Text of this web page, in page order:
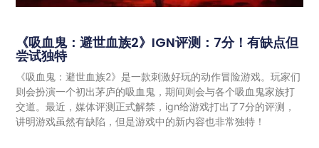
《吸血鬼：避世血族2》IGN评测：7分！有缺点但
尝试独特
《吸血鬼：避世血族2》是一款刺激好玩的动作冒险游戏。玩家们
则会扮演一个初出茅庐的吸血鬼，期间则会与各个吸血鬼家族打
交道。最近，媒体评测正式解禁，ign给游戏打出了7分的评测，
讲明游戏虽然有缺陷，但是游戏中的新内容也非常独特！